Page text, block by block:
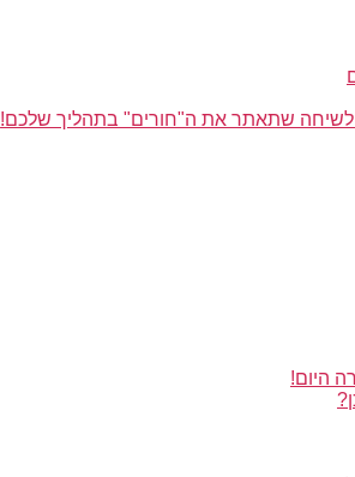
לשיחה שתאתר את ה"חורים" בתהליך שלכם!
היום!